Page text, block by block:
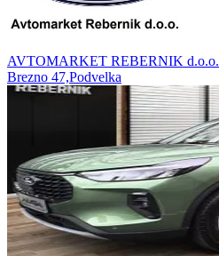
AVTOMARKET REBERNIK d.o.o.
Brezno 47,Podvelka